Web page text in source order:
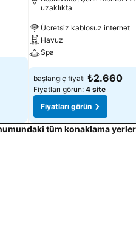
uzaklıkta
Ücretsiz kablosuz internet
Havuz
Spa
başlangıç fiyatı ₺2.660
Fiyatları görün: 4 site
Fiyatları görün
tüm konaklama